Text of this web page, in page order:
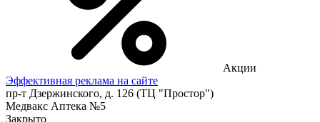
Акции
Эффективная реклама на сайте
пр-т Дзержинского, д. 126 (ТЦ "Простор")
Медвакс Аптека №5
Закрыто